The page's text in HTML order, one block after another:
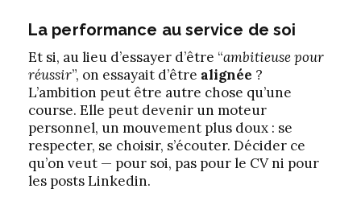
La performance au service de soi
Et si, au lieu d’essayer d’être “ambitieusepour
réussir”, on essayait d’être alignée ?
L’ambition peut être autre chose qu’une
course. Elle peut devenir un moteur
personnel, un mouvement plus doux : se
respecter, se choisir, s’écouter. Décider ce
qu’on veut — pour soi, pas pour le CV ni pour
les posts Linkedin.